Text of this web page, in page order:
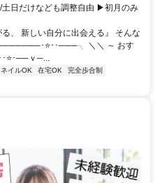
日だけなども調整自由 ▶初月のみ
、 新しい自分に出会える』 そんな
･⭐･･───╮ ＼＼ ～ おす
⭐･──ｖ─...
ネイルOK 在宅OK
完全歩合制